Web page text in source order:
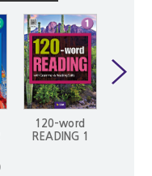
120-word
READING 1